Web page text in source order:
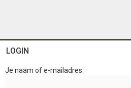
LOGIN
Je naam of e-mailadres